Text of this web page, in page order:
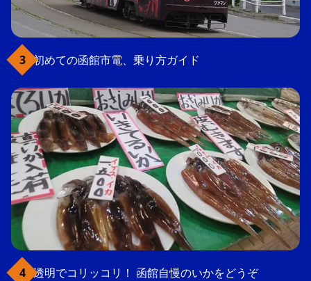
初めての函館市電、乗り方ガイド
透明でコリッコリ！ 函館自慢のいかをどうぞ